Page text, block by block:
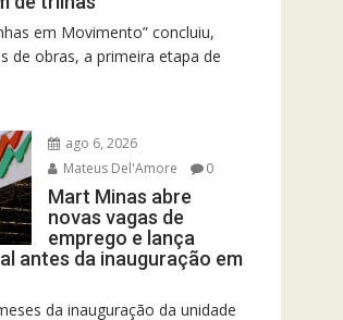
em Movimento” concluiu,
de obras, a primeira etapa de
ago 6, 2026
Mateus Del'Amore
0
Mart Minas abre
novas vagas de
emprego e lança
antes da inauguração em
da inauguração da unidade